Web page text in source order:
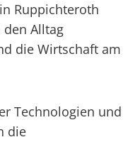
Ruppichteroth
Alltag
die Wirtschaft am
Technologien und
die